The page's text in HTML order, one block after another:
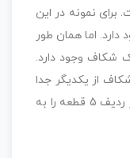
نمونه در این
10 سوراخ وجود دارد. اما همان طور
شکاف وجود دارد.
از یکدیگر جدا
شده اند. پس شما فقط می توانید در هر ردیف 5 قطعه را به